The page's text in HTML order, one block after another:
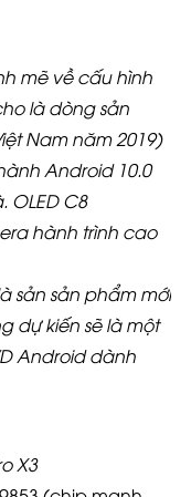
mẽ về cấu hình
là dòng sản
Nam năm 2019)
Android 10.0
C8
hành trình cao
sản sản phẩm mới
dự kiến sẽ là một
Android dành
X3